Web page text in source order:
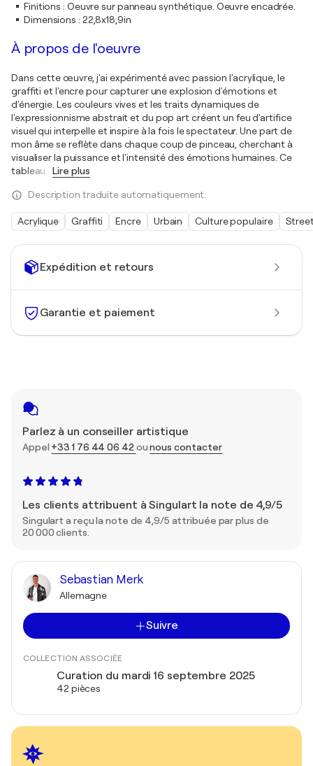
Expédition et retours
Garantie et paiement
Parlez à un conseiller artistique
Appel +33 1 76 44 06 42 ounous contacter
Les clients attribuent à Singulart la note de 4,9/5
Singulart a reçu la note de 4,9/5 attribuée par plus de
20 000 clients.
Sebastian Merk
Allemagne
Suivre
COLLECTION ASSOCIÉE
Curation du mardi 16 septembre 2025
42 pièces
Finitions : Oeuvre sur panneau synthétique. Oeuvre encadrée.
Dimensions : 22,8x18,9in
À propos de l'oeuvre
Dans cette œuvre, j'ai expérimenté avec passion l'acrylique, le
graffiti et l'encre pour capturer une explosion d'émotions et
d'énergie. Les couleurs vives et les traits dynamiques de
l'expressionnisme abstrait et du pop art créent un feu d'artifice
visuel qui interpelle et inspire à la fois le spectateur. Une part de
mon âme se reflète dans chaque coup de pinceau, cherchant à
visualiser la puissance et l'intensité des émotions humaines. Ce
tableau
Lire plus
Description traduite automatiquement.
Acrylique Graffiti Encre Urbain Culture populaire